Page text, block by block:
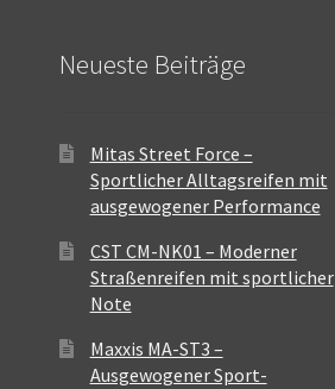
Neueste Beiträge
Mitas Street Force –
Sportlicher Alltagsreifen mit
ausgewogener Performance
CST CM-NK01 – Moderner
Straßenreifen mit sportlicher
Note
Maxxis MA-ST3 –
Ausgewogener Sport-